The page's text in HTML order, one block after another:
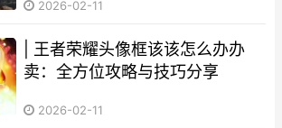
2026-02-11
| 王者荣耀头像框该该怎么办办
卖：全方位攻略与技巧分享
2026-02-11